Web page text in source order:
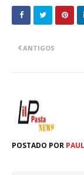
ANTIGOS
POSTADO POR